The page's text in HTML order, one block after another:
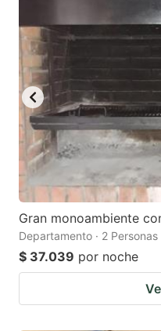
Gran monoambiente
Departamento · 2 Personas
$ 37.039 por noche